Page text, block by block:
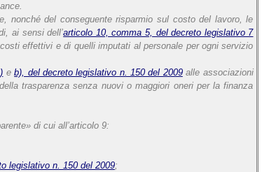
nonché del conseguente risparmio sul costo del lavoro, le
ai sensi dell’articolo 10, comma 5, del decreto legislativo 7
effettivi e di quelli imputati al personale per ogni servizio
eb), del decreto legislativo n. 150 del 2009alle associazioni
trasparenza senza nuovi o maggiori oneri per la finanza
di cui all’articolo 9:
legislativo n. 150 del 2009;